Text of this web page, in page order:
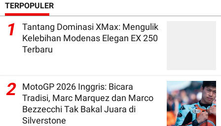
TERPOPULER
1
Tantang Dominasi XMax: Mengulik
Kelebihan Modenas Elegan EX 250
Terbaru
2
MotoGP 2026 Inggris: Bicara
Tradisi, Marc Marquez dan Marco
Bezzecchi Tak Bakal Juara di
Silverstone